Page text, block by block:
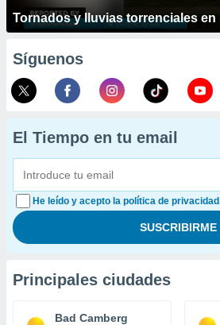
Tornados y lluvias torrenciales en
Síguenos
El Tiempo en tu email
He leído y acepto la política de
Principales ciudades
Bad Camberg